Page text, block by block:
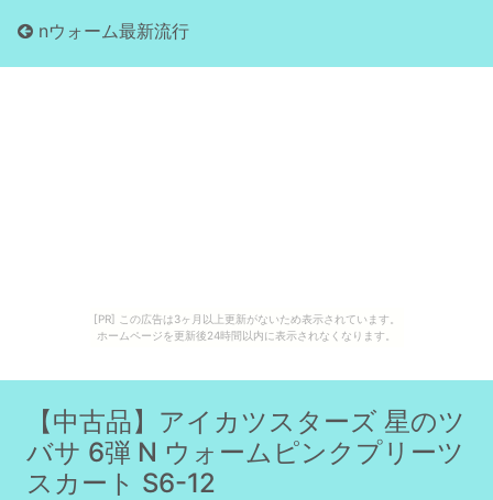
[PR] この広告は3ヶ月以上更新がないため表示されています。
ホームページを更新後24時間以内に表示されなくなります。
nウォーム最新流行
【中古品】アイカツスターズ 星のツ
バサ 6弾 N ウォームピンクプリーツ
スカート S6-12